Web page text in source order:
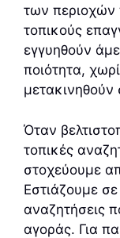
των περιοχών
τοπικούς
εγγυηθούν
ποιότητα,
Όταν
τοπικές
στοχεύουμε
Εστιάζουμε
αναζητήσεις
αγοράς. Για